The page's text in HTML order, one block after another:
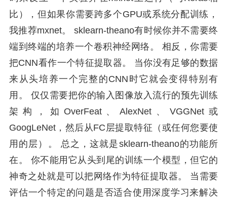
比），但如果你需要跨多个GPU或系统分配训练，
我推荐mxnet。 sklearn-theano有时候你并不需要终
端到终端的培养一个卷积神经网络。 相反，你需要
把CNN看作一个特征提取器。 当你没有足够的数据
来从头培养一个完整的CNN时它就会变得特别有
用。 仅仅需要把你的输入图像放入流行的预先训练
架构，如OverFeat、AlexNet、VGGNet或
GoogLeNet，然后从FC层提取特征（或任何您要使
用的层）。 总之，这就是sklearn-theano的功能所
在。 你不能用它从头到尾的训练一个模型，但它的
神奇之处就是可以把网络作为特征提取器。 当需要
评估一个特定的问题是否适合使用深度学习来解决